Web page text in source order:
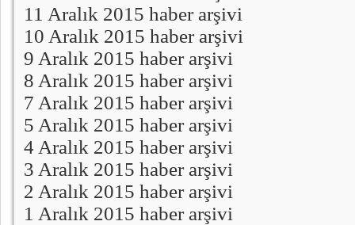
11 Aralık 2015 haber arşivi
10 Aralık 2015 haber arşivi
9 Aralık 2015 haber arşivi
8 Aralık 2015 haber arşivi
7 Aralık 2015 haber arşivi
5 Aralık 2015 haber arşivi
4 Aralık 2015 haber arşivi
3 Aralık 2015 haber arşivi
2 Aralık 2015 haber arşivi
1 Aralık 2015 haber arşivi